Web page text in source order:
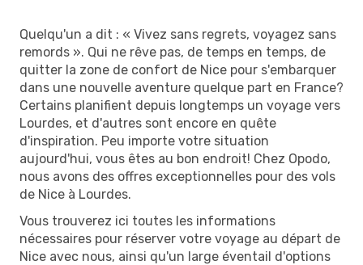
Quelqu'un a dit : « Vivez sans regrets, voyagez sans
remords ». Qui ne rêve pas, de temps en temps, de
quitter la zone de confort de Nice pour s'embarquer
dans une nouvelle aventure quelque part en France?
Certains planifient depuis longtemps un voyage vers
Lourdes, et d'autres sont encore en quête
d'inspiration. Peu importe votre situation
aujourd'hui, vous êtes au bon endroit! Chez Opodo,
nous avons des offres exceptionnelles pour des vols
de Nice à Lourdes.
Vous trouverez ici toutes les informations
nécessaires pour réserver votre voyage au départ de
Nice avec nous, ainsi qu'un large éventail d'options